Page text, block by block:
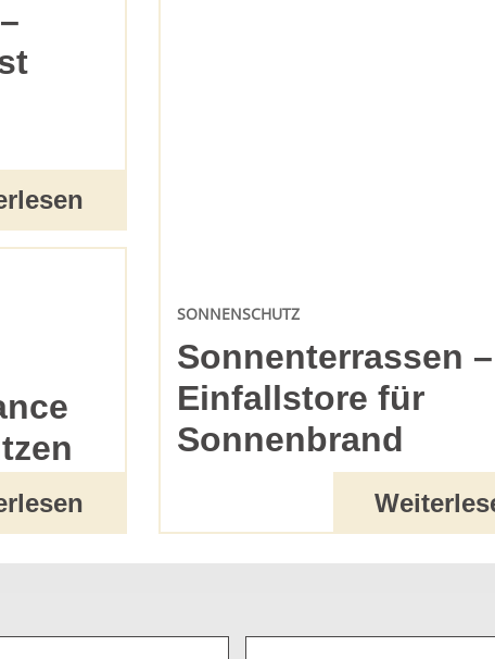
Sonnenterrassen –
Einfallstore für
Sonnenbrand
SONNENSCHUTZ